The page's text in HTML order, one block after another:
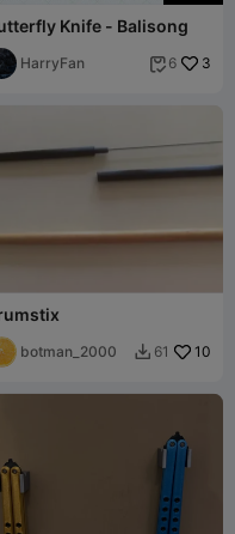
Knife - Balisong
HarryFan  6 3
botman_2000  61 10